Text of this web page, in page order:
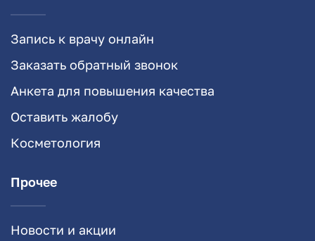
Запись к врачу онлайн
Заказать обратный звонок
Анкета для повышения качества
Оставить жалобу
Косметология
Прочее
Новости и акции